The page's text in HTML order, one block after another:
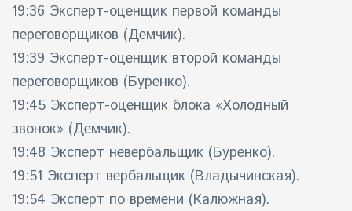
19:36 Эксперт-оценщик первой команды
переговорщиков (Демчик).
19:39 Эксперт-оценщик второй команды
переговорщиков (Буренко).
19:45 Эксперт-оценщик блока «Холодный
звонок» (Демчик).
19:48 Эксперт невербальщик (Буренко).
19:51 Эксперт вербальщик (Владычинская).
19:54 Эксперт по времени (Калюжная).